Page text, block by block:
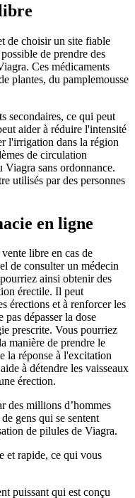
de choisir un site fiable
de prendre des
Ces médicaments
plantes, du pamplemousse
secondaires, ce qui peut
aider à réduire l'intensité
l'irrigation dans la région
de circulation
sans ordonnance.
utilisés par des personnes
en ligne
libre en cas de
de consulter un médecin
ainsi obtenir des
érectile. Il peut
érections et à renforcer les
dépasser la dose
prescrite. Vous pourriez
manière de prendre le
la réponse à l'excitation
à détendre les vaisseaux
érection.
des millions d’hommes
gens qui se sentent
de pilules de Viagra.
et rapide, ce qui vous
puissant qui est conçu